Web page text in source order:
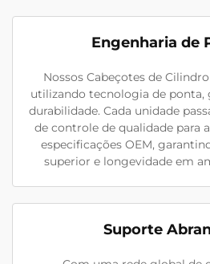
Engenharia de
Nossos Cabeçotes de
utilizando tecnologia de ponta,
durabilidade. Cada unidade
de controle de qualidade para
especificações OEM,
superior e longevidade em
Suporte